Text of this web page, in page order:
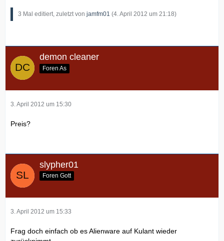
3 Mal editiert, zuletzt von jamfm01 (4. April 2012 um 21:18)
demon cleaner
Foren As
3. April 2012 um 15:30
Preis?
slypher01
Foren Gott
3. April 2012 um 15:33
Frag doch einfach ob es Alienware auf Kulant wieder